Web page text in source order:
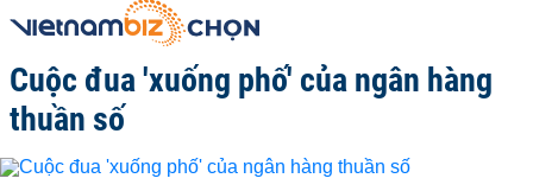
Cuộc đua 'xuống phố' của ngân hàng
thuần số